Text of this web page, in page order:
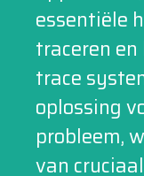
essentiële
traceren
trace
oplossing
probleem,
van